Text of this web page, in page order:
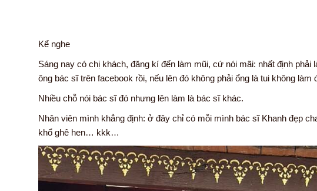
Kể nghe
Sáng nay có chị khách, đăng kí đến làm mũi, cứ nói mãi: nhất định phải
ông bác sĩ trên facebook rồi, nếu lên đó không phải ổng là tui không làm
Nhiều chỗ nói bác sĩ đó nhưng lên làm là bác sĩ khác.
Nhân viên mình khẳng định: ở đây chỉ có mỗi mình bác sĩ Khanh đẹp
khổ ghê hen… kkk…